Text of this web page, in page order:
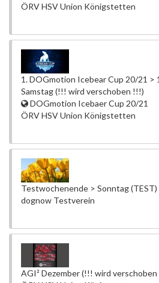
ÖRV HSV Union Königstetten
1. DOGmotion Icebear Cup 20/21 >
Samstag (!!! wird verschoben !!!)
DOGmotion Icebaer Cup 20/21
ÖRV HSV Union Königstetten
Testwochenende > Sonntag (TEST)
dognow Testverein
AGI² Dezember (!!! wird